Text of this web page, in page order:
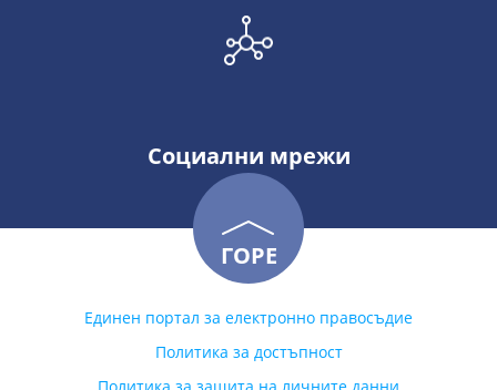
Социални мрежи
ГОРЕ
Единен портал за електронно правосъдие
Политика за достъпност